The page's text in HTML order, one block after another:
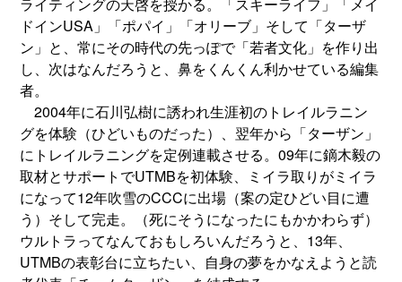
ライティングの天啓を授かる。「スキーライフ」「メイ
ドインUSA」「ポパイ」「オリーブ」そして「ターザ
ン」と、常にその時代の先っぽで「若者文化」を作り出
し、次はなんだろうと、鼻をくんくん利かせている編集
者。
2004年に石川弘樹に誘われ生涯初のトレイルラニン
グを体験（ひどいものだった）、翌年から「ターザン」
にトレイルラニングを定例連載させる。09年に鏑木毅の
取材とサポートでUTMBを初体験、ミイラ取りがミイラ
になって12年吹雪のCCCに出場（案の定ひどい目に遭
う）そして完走。（死にそうになったにもかかわらず）
ウルトラってなんておもしろいんだろうと、13年、
UTMBの表彰台に立ちたい、自身の夢をかなえようと読